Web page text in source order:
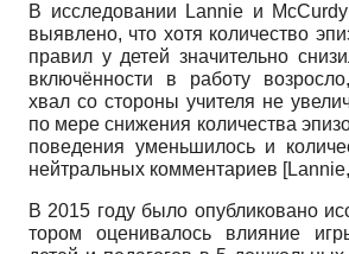
В исследовании Lannie и
выявлено, что хотя количество
правил у детей значительно
включённости в работу
хвал со стороны учителя не
по мере снижения количества
поведения уменьшилось и
нейтральных комментариев [
В 2015 году было опубликовано
тором оценивалось влияние